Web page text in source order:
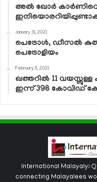
അല്‍ ഖോര്‍
January 31, 2021
പെട്രോള്‍, ഡീസല്‍
പെട്രോളിയം
February 5, 2021
ഖത്തറില്‍ 11 വയസ്സുള്ള
ഇന്ന് 398 കോവിഡ്
International Malayaly:
connecting Malayalees